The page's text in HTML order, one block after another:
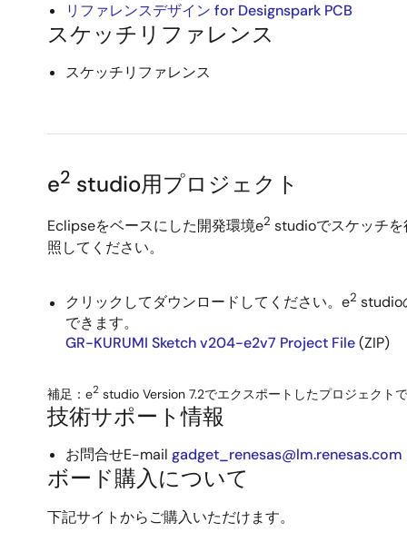
リファレンスデザイン for Designspark PCB
スケッチリファレンス
スケッチリファレンス
e2 studio用プロジェクト
Eclipseをベースにした開発環境e2 studioでスケッチ
照してください。
クリックしてダウンロードしてください。e2 studio
できます。
GR-KURUMI Sketch v204-e2v7 Project File(ZIP)
補足：e2 studio Version 7.2でエクスポートしたプロジェクト
技術サポート情報
お問合せE-mail gadget_renesas@lm.renesas.com
ボード購入について
下記サイトからご購入いただけます。